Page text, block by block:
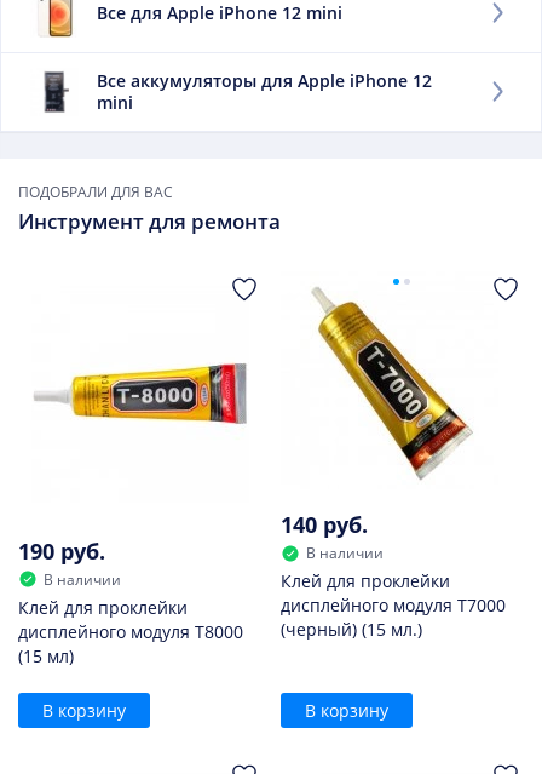
телефон без зарядки.
он быстро садится;
сильно нагревается при зарядке;
В дальнейшем использовать такой элемент
нежелательно.
Все для Apple iPhone 12 mini
Все аккумуляторы для Apple iPhone 12
mini
ПОДОБРАЛИ ДЛЯ ВАС
Инструмент для ремонта
190 руб.
В наличии
Клей для проклейки
дисплейного модуля T8000
(15 мл)
В корзину
140 руб.
В наличии
Клей для проклейки
дисплейного модуля T7000
(черный) (15 мл.)
В корзину